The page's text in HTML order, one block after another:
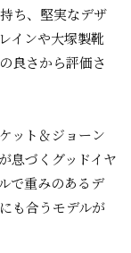
ち、堅実なデザ
インや大塚製靴
良さから評価さ
ット＆ジョーン
息づくグッドイヤ
で重みのあるデ
も合うモデルが